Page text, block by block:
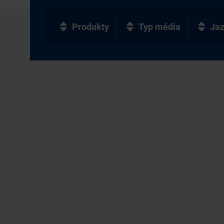
Produkty Typ média